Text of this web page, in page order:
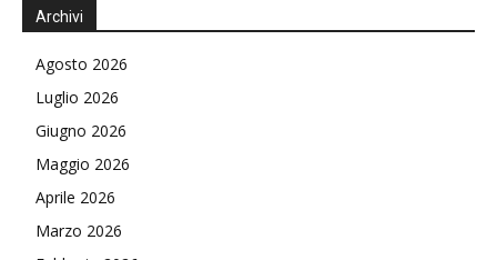
Archivi
Agosto 2026
Luglio 2026
Giugno 2026
Maggio 2026
Aprile 2026
Marzo 2026